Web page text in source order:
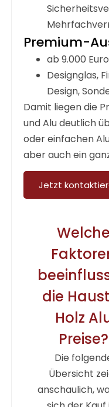
Premium-
ab 9.000
Designglas,
Design,
Damit liegen die
und Aludeutlich
oder einfachen
aber auch ein
Jetzt
Welche
die
Holz
Preise?
Die
Übersicht
anschaulich,